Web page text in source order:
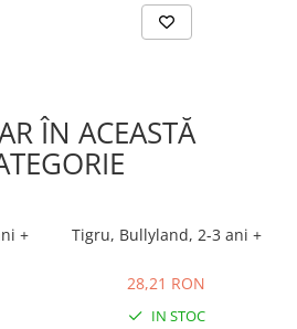
ÎN ACEASTĂ
+
Tigru, Bullyland, 2-3 ani +
28,21 RON
IN STOC